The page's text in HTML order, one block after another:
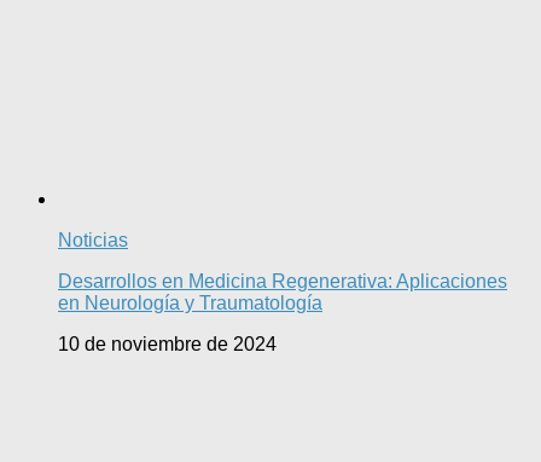
Noticias
Desarrollos en Medicina Regenerativa: Aplicaciones
en Neurología y Traumatología
10 de noviembre de 2024